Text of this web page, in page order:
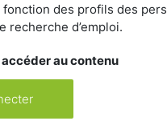
des profils des
d’emploi.
au contenu